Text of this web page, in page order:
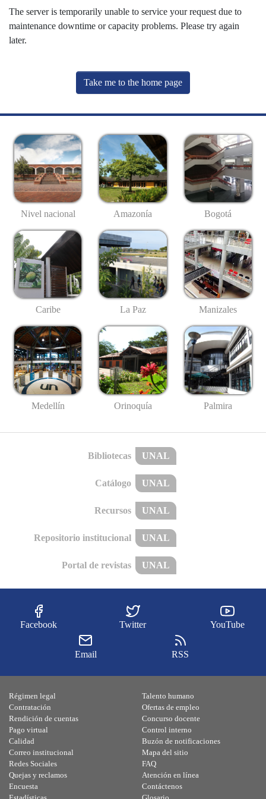
The server is temporarily unable to service your request due to
maintenance downtime or capacity problems. Please try again
later.
Take me to the home page
Nivel nacional Amazonía Bogotá
Caribe La Paz Manizales
Medellín Orinoquía Palmira
Bibliotecas UNAL
Catálogo UNAL
Recursos UNAL
Repositorio institucional UNAL
Portal de revistas UNAL
Facebook Twitter YouTube
Email RSS
Régimen legal
Contratación
Rendición de cuentas
Pago virtual
Calidad
Talento humano
Ofertas de empleo
Concurso docente
Control interno
Buzón de notificaciones
Correo institucional
Redes Sociales
Quejas y reclamos
Encuesta
Mapa del sitio
FAQ
Atención en línea
Contáctenos